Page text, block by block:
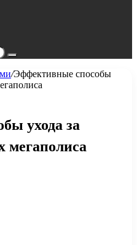
Поиск...
/Эффективные способы
ухода за
мегаполиса